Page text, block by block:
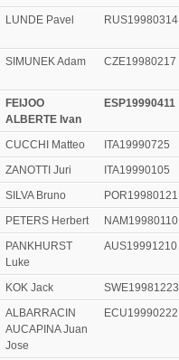
LUNDE Pavel RUS19980314
SIMUNEK Adam CZE19980217
FEIJOO
ALBERTE Ivan
ESP19990411
CUCCHI Matteo ITA19990725
ZANOTTI Juri ITA19990105
SILVA Bruno POR19980121
PETERS Herbert NAM19980110
PANKHURST
Luke
AUS19991210
KOK Jack SWE19981223
ALBARRACIN
AUCAPINA Juan
Jose
ECU19990222